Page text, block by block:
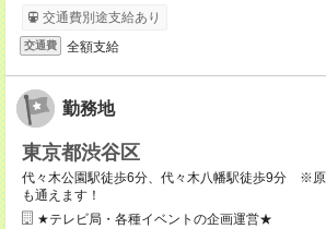
交通費別途支給あり
交通費 全額支給
勤務地
東京都渋谷区
代々木公園駅徒歩6分、代々木八幡駅徒歩9分 ※原
も通えます！
★テレビ局・各種イベントの企画運営★